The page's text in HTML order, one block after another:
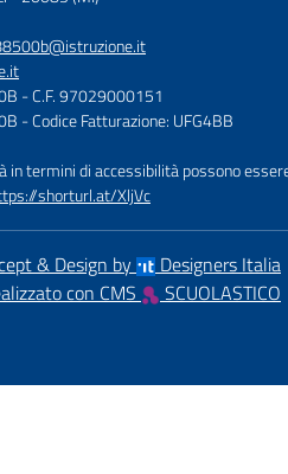
- C.F. 97029000151
- Codice Fatturazione: UFG4BB
in termini di accessibilità possono
shorturl.at/XljVc
& Design by
Designers Italia
con CMS
SCUOLASTICO